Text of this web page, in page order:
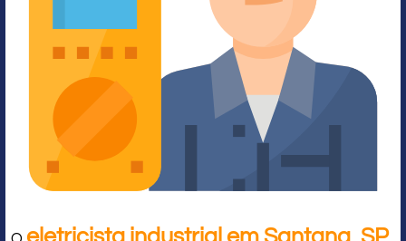
eletricista industrial em Santana, SP